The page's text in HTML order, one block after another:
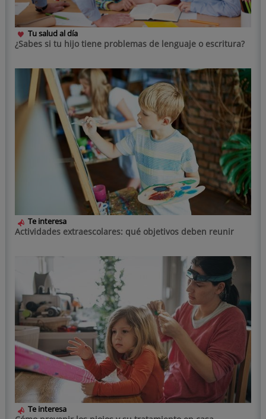
Tu salud al día
¿Sabes si tu hijo tiene problemas de lenguaje o escritura?
Te interesa
Actividades extraescolares: qué objetivos deben reunir
Te interesa